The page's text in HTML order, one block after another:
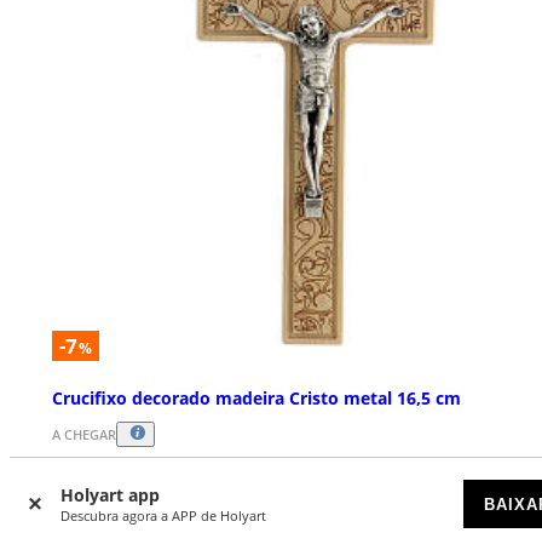
Holyart app
Descubra agora a APP de Holyart
-7%
Crucifixo decorado madeira Cristo metal 16,5 cm
A CHEGAR
€ 13,86 € 14,90